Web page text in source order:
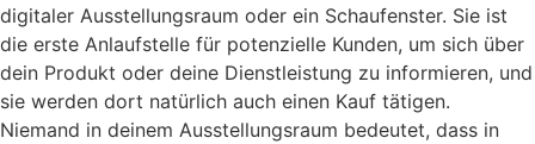
digitaler Ausstellungsraum oder ein Schaufenster. Sie ist
die erste Anlaufstelle für potenzielle Kunden, um sich über
dein Produkt oder deine Dienstleistung zu informieren, und
sie werden dort natürlich auch einen Kauf tätigen.
Niemand in deinem Ausstellungsraum bedeutet, dass in